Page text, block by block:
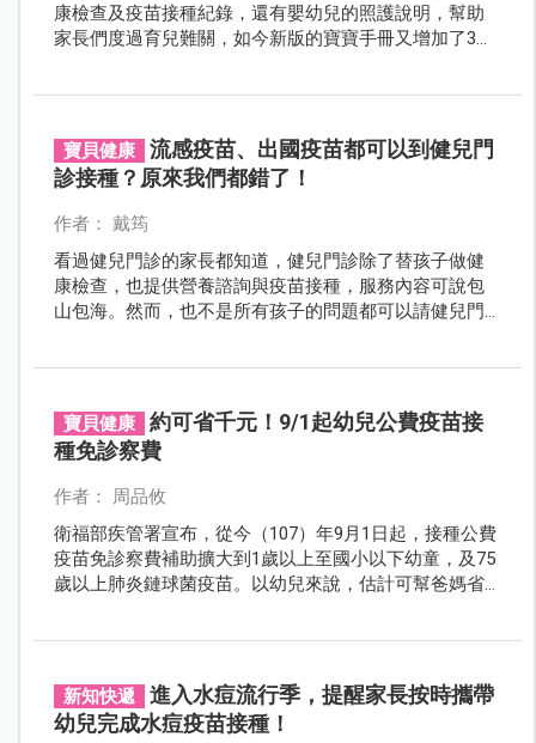
康檢查及疫苗接種紀錄，還有嬰幼兒的照護說明，幫助
家長們度過育兒難關，如今新版的寶寶手冊又增加了3大
寶貝健康
流感疫苗、出國疫苗都可以到健兒門
診接種？原來我們都錯了！
作者： 戴筠
看過健兒門診的家長都知道，健兒門診除了替孩子做健
康檢查，也提供營養諮詢與疫苗接種，服務內容可說包
山包海。然而，也不是所有孩子的問題都可以請健兒門
寶貝健康
約可省千元！9/1起幼兒公費疫苗接
種免診察費
作者： 周品攸
衛福部疾管署宣布，從今（107）年9月1日起，接種公費
疫苗免診察費補助擴大到1歲以上至國小以下幼童，及75
歲以上肺炎鏈球菌疫苗。以幼兒來說，估計可幫爸媽省
新知快遞
進入水痘流行季，提醒家長按時攜帶
幼兒完成水痘疫苗接種！